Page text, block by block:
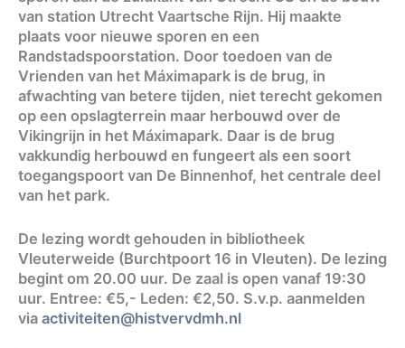
van station Utrecht Vaartsche Rijn. Hij maakte
plaats voor nieuwe sporen en een
Randstadspoorstation. Door toedoen van de
Vrienden van het Máximapark is de brug, in
afwachting van betere tijden, niet terecht gekomen
op een opslagterrein maar herbouwd over de
Vikingrijn in het Máximapark. Daar is de brug
vakkundig herbouwd en fungeert als een soort
toegangspoort van De Binnenhof, het centrale deel
van het park.
De lezing wordt gehouden in bibliotheek
Vleuterweide (Burchtpoort 16 in Vleuten). De lezing
begint om 20.00 uur. De zaal is open vanaf 19:30
uur. Entree: €5,- Leden: €2,50. S.v.p. aanmelden
via activiteiten@histvervdmh.nl